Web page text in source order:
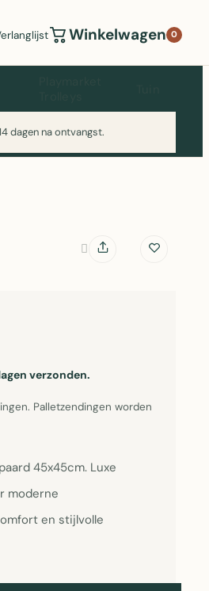
Winkelwagen 0
dagen na ontvangst.
verzonden.
Palletzendingen worden
45x45cm. Luxe
moderne
en stijlvolle